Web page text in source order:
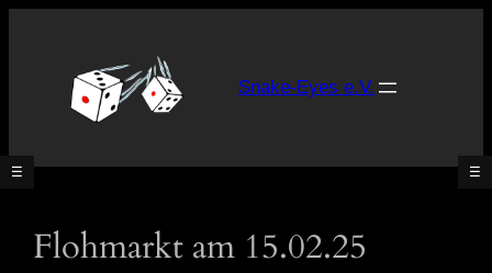
springen
Snake-Eyes e.V.
☰
Was
☰
Flohmarkt am 15.02.25